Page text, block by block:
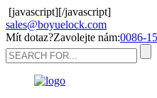
[javascript][/javascript]
sales@boyuelock.com
Mít dotaz?Zavolejte nám:0086-